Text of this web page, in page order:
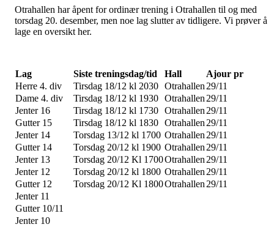
Otrahallen har åpent for ordinær trening i Otrahallen til og med
torsdag 20. desember, men noe lag slutter av tidligere. Vi prøver å
lage en oversikt her.
Lag Siste treningsdag/tid Hall
Ajour pr
Herre 4. div
Tirsdag 18/12 kl 2030 Otrahallen 29/11
Dame 4. div
Tirsdag 18/12 kl 1930 Otrahallen 29/11
Jenter 16
Tirsdag 18/12 kl 1730 Otrahallen 29/11
Gutter 15
Tirsdag 18/12 kl 1830 Otrahallen 29/11
Jenter 14
Torsdag 13/12 kl 1700 Otrahallen 29/11
Gutter 14
Torsdag 20/12 kl 1900 Otrahallen 29/11
Jenter 13
Torsdag 20/12 Kl 1700Otrahallen 29/11
Jenter 12
Torsdag 20/12 kl 1800 Otrahallen 29/11
Gutter 12
Torsdag 20/12 Kl 1800Otrahallen 29/11
Jenter 11
Gutter 10/11
Jenter 10